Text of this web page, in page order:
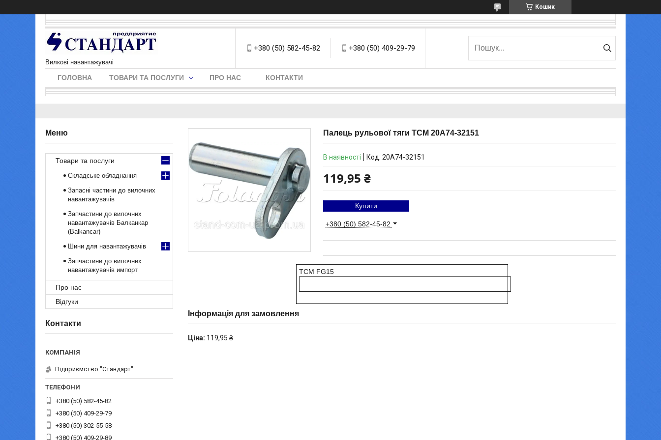
Кошик
Вилкові навантажувачі
+380 (50) 582-45-82 +380 (50) 409-29-79
ГОЛОВНА ТОВАРИ ТА ПОСЛУГИ ПРО НАС КОНТАКТИ
Палець рульової тяги ТСМ 20A74-32151
В наявності Код: 20A74-32151
119,95 ₴
Купити
+380 (50) 582-45-82
TCM FG15
Інформація для замовлення
Ціна: 119,95 ₴
Товари та послуги
Складське обладнання
Запасні частини до вилочних
навантажувачів
Запчастини до вилочних
навантажувачів Балканкар
(Balkancar)
Шини для навантажувачів
Запчастини до вилочних
навантажувачів импорт
Про нас
Відгуки
Контакти
Підприємство "Стандарт"
+380 (50) 582-45-82
+380 (50) 409-29-79
+380 (50) 302-55-58
+380 (50) 409-29-89